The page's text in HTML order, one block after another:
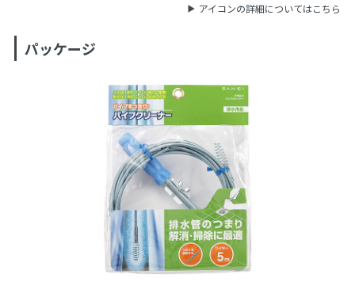
アイコンの詳細についてはこちら
パッケージ